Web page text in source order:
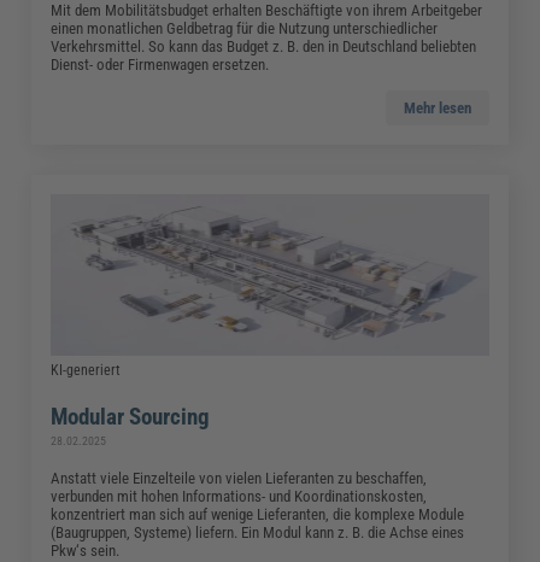
Mit dem Mobilitätsbudget erhalten Beschäftigte von ihrem Arbeitgeber
einen monatlichen Geldbetrag für die Nutzung unterschiedlicher
Verkehrsmittel. So kann das Budget z. B. den in Deutschland beliebten
Dienst- oder Firmenwagen ersetzen.
Mehr lesen
KI-generiert
Modular Sourcing
28.02.2025
Anstatt viele Einzelteile von vielen Lieferanten zu beschaffen,
verbunden mit hohen Informations- und Koordinationskosten,
konzentriert man sich auf wenige Lieferanten, die komplexe Module
(Baugruppen, Systeme) liefern. Ein Modul kann z. B. die Achse eines
Pkw‘s sein.